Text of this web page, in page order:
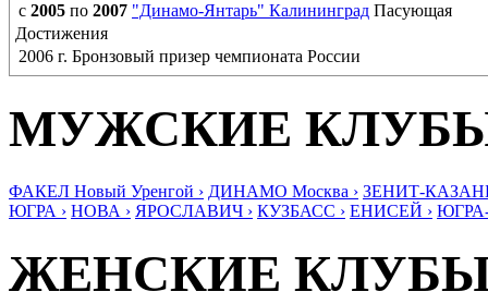
с 2005 по 2007 "Динамо-Янтарь" Калининград Пасующая
Достижения
2006 г. Бронзовый призер чемпионата России
МУЖСКИЕ
ФАКЕЛ Новый Уренгой › ДИНАМО Москва › ЗЕНИТ-
ЮГРА › НОВА › ЯРОСЛАВИЧ › КУЗБАСС › ЕНИСЕЙ ›
ЖЕНСКИЕ